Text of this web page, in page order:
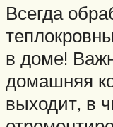
Всегда
в доме!
домашняя
выходит, в